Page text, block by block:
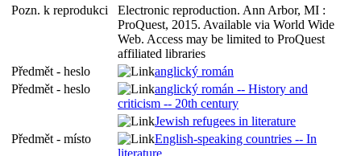
Pozn. k reprodukci
Electronic reproduction. Ann Arbor, MI :
ProQuest, 2015. Available via World Wide
Web. Access may be limited to ProQuest
affiliated libraries
Předmět - heslo
anglický román
Předmět - heslo
anglický román -- History and
criticism -- 20th century
Jewish refugees in literature
Předmět - místo
English-speaking countries -- In
literature